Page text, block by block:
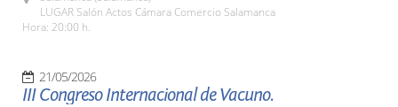
LUGAR Salón Actos Cámara Comercio Salamanca
Hora: 20:00 h.
21/05/2026
III Congreso Internacional de Vacuno.